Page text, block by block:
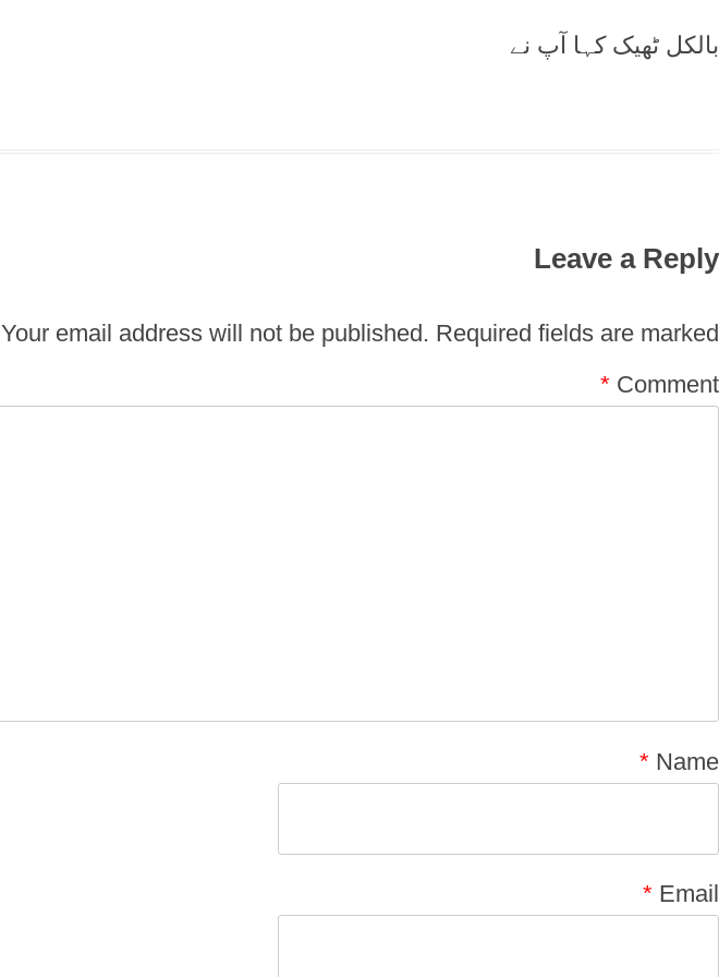
بالکل ٹھیک کہا آپ نے
Leave a Reply
Your email address will not be published. Required fields are marked
Comment
*
Name
*
Email
*